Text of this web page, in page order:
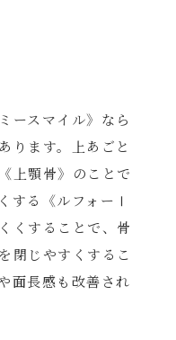
ースマイル》なら
ります。上あごと
上顎骨》のことで
する《ルフォーⅠ
くすることで、骨
閉じやすくするこ
面長感も改善され